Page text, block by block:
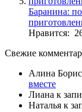
Баранина:
Нравится:
Свежие
Алина
вместе
Лиана к
Наталья к